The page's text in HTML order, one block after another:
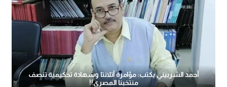
أحمد الشربيني يكتب: مؤامرة أتلانتا وشهادة تحكيمية تنصف
منتخبنا المصري!!